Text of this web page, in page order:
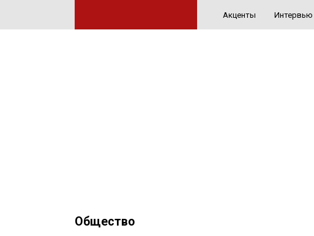
Акценты Интервью
Общество